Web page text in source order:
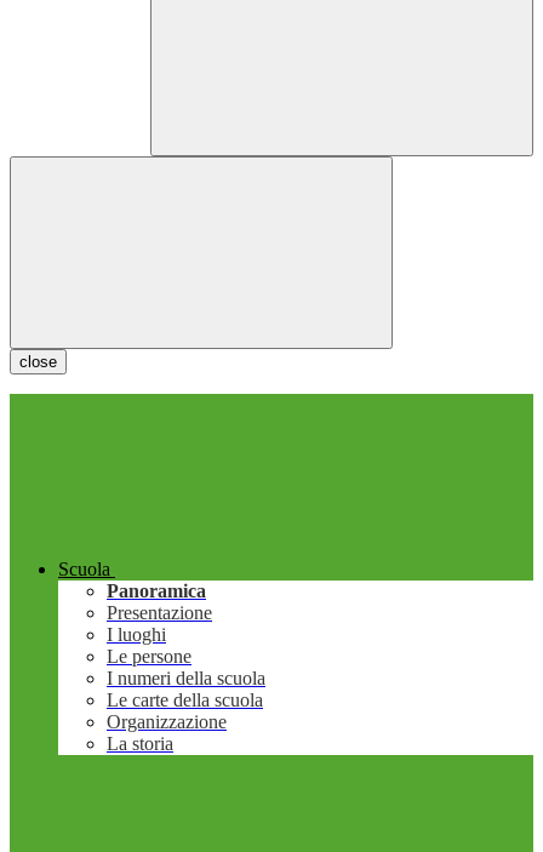
close
Scuola
Panoramica
Presentazione
I luoghi
Le persone
I numeri della scuola
Le carte della scuola
Organizzazione
La storia